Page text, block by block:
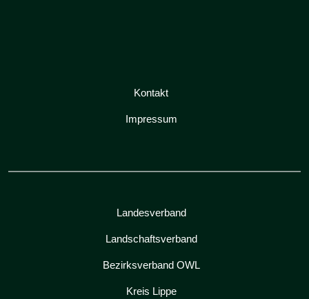
Kontakt
Impressum
Landesverband
Landschaftsverband
Bezirksverband OWL
Kreis Lippe